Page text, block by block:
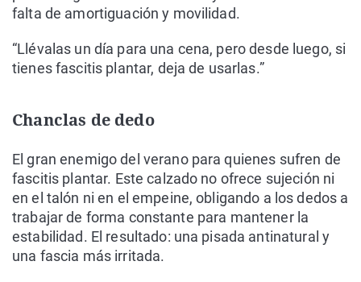
falta de amortiguación y movilidad.
“Llévalas un día para una cena, pero desde luego, si
tienes fascitis plantar, deja de usarlas.”
Chanclas de dedo
El gran enemigo del verano para quienes sufren de
fascitis plantar. Este calzado no ofrece sujeción ni
en el talón ni en el empeine, obligando a los dedos a
trabajar de forma constante para mantener la
estabilidad. El resultado: una pisada antinatural y
una fascia más irritada.